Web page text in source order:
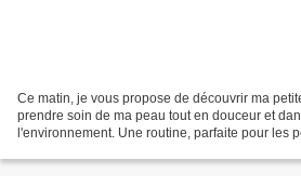
Ce matin, je vous propose de découvrir ma
prendre soin de ma peau tout en douceur et
l'environnement. Une routine, parfaite pour les